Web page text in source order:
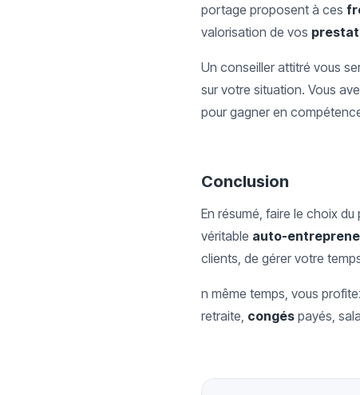
portage proposent à ces
valorisation de vos
Un conseiller attitré vous
sur votre situation. Vous
pour gagner en
Conclusion
En résumé, faire le choix
véritable auto-
clients, de gérer votre
n même temps, vous
retraite, congés payés,